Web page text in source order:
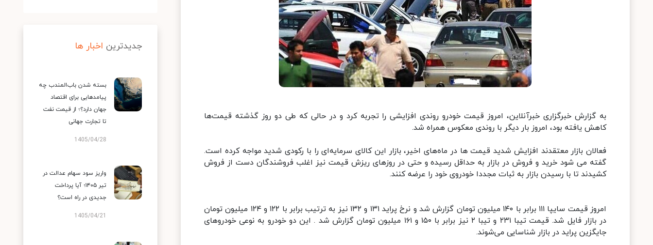
به گزارش خبرگزاری خبرآنلاین، امروز قیمت خودرو روندی افزایشی را تجربه کرد و در حالی که طی دو روز گذشته قیمت‌ها
کاهش یافته بود، امروز بار دیگر با روندی معکوس همراه شد.
فعالان بازار معتقدند افزایش شدید قیمت ها در ماه‌های اخیر، بازار این کالای سرمایه‌ای را با رکودی شدید مواجه کرده است.
گفته می شود خرید و فروش در بازار به حداقل رسیده و حتی در روزهای ریزش قیمت نیز اغلب فروشندگان دست از فروش
کشیدند تا با رسیدن بازار به ثبات مجددا خودروی خود را عرضه کنند.
امروز قیمت سایپا ۱۱۱ برابر با ۱۴۰ میلیون تومان گزارش شد و نرخ پراید ۱۳۱ و ۱۳۲ نیز به ترتیب برابر با ۱۲۲ و ۱۲۴ میلیون تومان
در بازار فایل شد. قیمت تیبا ۲۳۱ و تیبا ۲ نیز برابر با ۱۵۰ و ۱۶۱ میلیون تومان گزارش شد . این دو خودرو به نوعی خودروهای
جایگزین پراید در بازار شناسایی می‌شوند.
جدیدترین اخبار ها
بسته شدن باب‌المندب چه
پیامدهایی برای اقتصاد
جهان دارد؟؛ از قیمت نفت
تا تجارت جهانی
1405/04/28
واریز سود سهام عدالت در
تیر ۱۴۰۵؛ آیا پرداخت
جدیدی در راه است؟
1405/04/21